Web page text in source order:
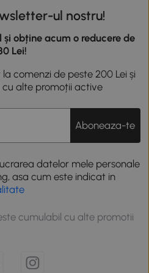
ul nostru!
obține acum o reducere de
Lei!
comenzi de peste 200 Lei și
cu alte promoții active
Aboneaza-te
datelor mele personale
asa cum este indicat in
cumulabil cu alte promotii